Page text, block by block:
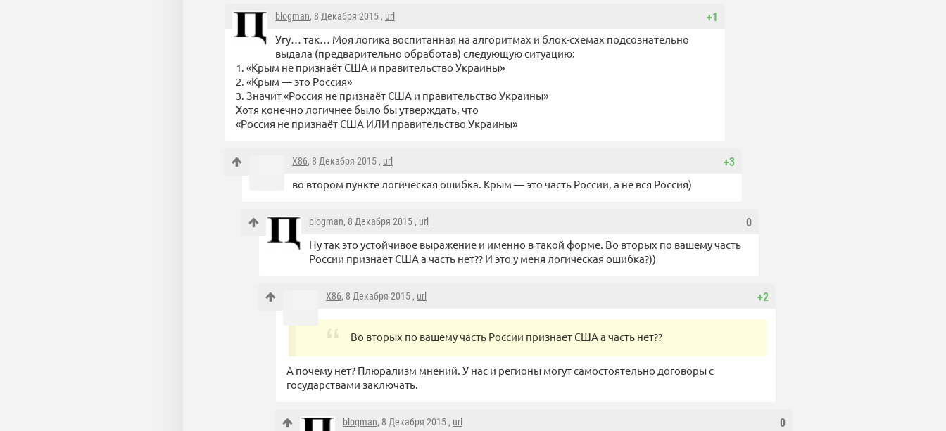
+1
blogman, 8 Декабря 2015 , url
Угу… так… Моя логика воспитанная на алгоритмах и блок-схемах подсознательно
выдала (предварительно обработав) следующую ситуацию:
1. «Крым не признаёт США и правительство Украины»
2. «Крым — это Россия»
3. Значит «Россия не признаёт США и правительство Украины»
Хотя конечно логичнее было бы утверждать, что
«Россия не признаёт США ИЛИ правительство Украины»
+3
X86, 8 Декабря 2015 , url
во втором пункте логическая ошибка. Крым — это часть России, а не вся Россия)
0
blogman, 8 Декабря 2015 , url
Ну так это устойчивое выражение и именно в такой форме. Во вторых по вашему часть
России признает США а часть нет?? И это у меня логическая ошибка?))
+2
X86, 8 Декабря 2015 , url
Во вторых по вашему часть России признает США а часть нет??
А почему нет? Плюрализм мнений. У нас и регионы могут самостоятельно договоры с
государствами заключать.
0
blogman, 8 Декабря 2015 , url